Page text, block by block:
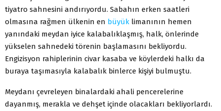
tiyatro sahnesini andırıyordu. Sabahın erken saatleri
olmasına rağmen ülkenin en büyük limanının hemen
yanındaki meydan iyice kalabalıklaşmış, halk, önlerinde
yükselen sahnedeki törenin başlamasını bekliyordu.
Engizisyon rahiplerinin civar kasaba ve köylerdeki halkı da
buraya taşımasıyla kalabalık binlerce kişiyi bulmuştu.
Meydanı çevreleyen binalardaki ahali pencerelerine
dayanmış, merakla ve dehşet içinde olacakları bekliyorlardı.